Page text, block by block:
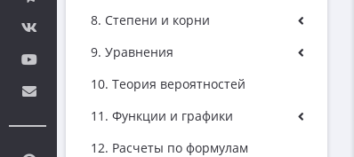
8. Степени и корни
9. Уравнения
10. Теория вероятностей
11. Функции и графики
12. Расчеты по формулам